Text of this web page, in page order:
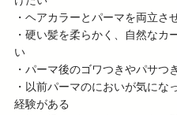
・ヘアカラーとパーマを両立さ
・硬い髪を柔らかく、自然なカ
い
・パーマ後のゴワつきやパサつ
・以前パーマのにおいが気にな
経験がある